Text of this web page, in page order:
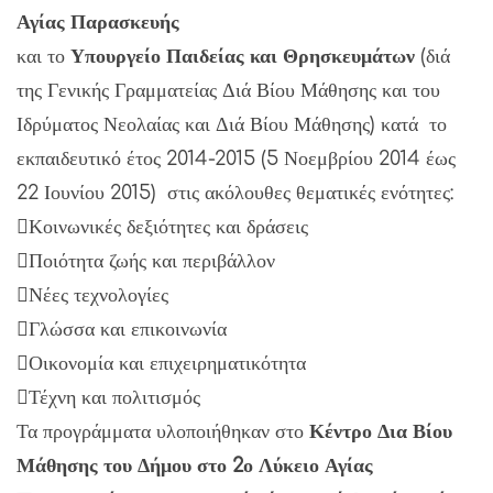
Αγίας Παρασκευής
και το Υπουργείο Παιδείας και Θρησκευμάτων (διά
της Γενικής Γραμματείας Διά Βίου Μάθησης και του
Ιδρύματος Νεολαίας και Διά Βίου Μάθησης) κατά το
εκπαιδευτικό έτος 2014-2015 (5 Νοεμβρίου 2014 έως
22 Ιουνίου 2015) στις ακόλουθες θεματικές ενότητες:
Κοινωνικές δεξιότητες και δράσεις
Ποιότητα ζωής και περιβάλλον
Νέες τεχνολογίες
Γλώσσα και επικοινωνία
Οικονομία και επιχειρηματικότητα
Τέχνη και πολιτισμός
Τα προγράμματα υλοποιήθηκαν στο Κέντρο Δια Βίου
Μάθησης του Δήμου στο 2ο Λύκειο Αγίας